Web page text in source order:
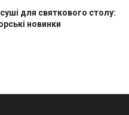
для святкового столу:
новинки